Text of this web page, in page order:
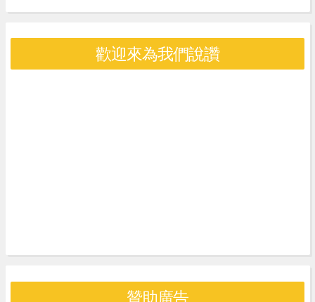
歡迎來為我們說讚
贊助廣告